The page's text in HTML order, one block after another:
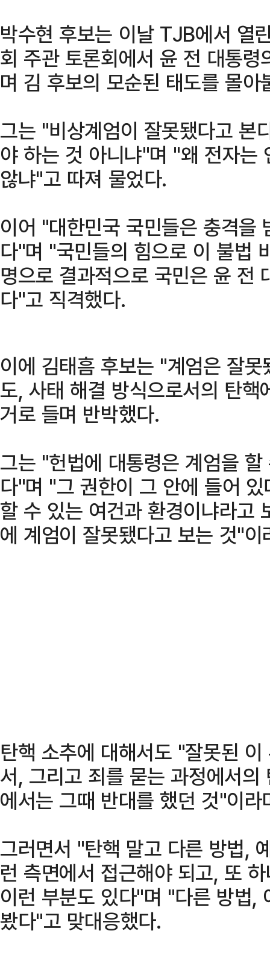
박수현 후보는 이날 TJB에서 열
회 주관 토론회에서 윤 전 대통
며 김 후보의 모순된 태도를 몰아
그는 "비상계엄이 잘못됐다고 본
야 하는 것 아니냐"며 "왜 전자는
않냐"고 따져 물었다.
이어 "대한민국 국민들은 충격을
다"며 "국민들의 힘으로 이 불법
명으로 결과적으로 국민은 윤 전
다"고 직격했다.
이에 김태흠 후보는 "계엄은 잘
도, 사태 해결 방식으로서의 탄
거로 들며 반박했다.
그는 "헌법에 대통령은 계엄을
다"며 "그 권한이 그 안에 들어
할 수 있는 여건과 환경이냐라고
에 계엄이 잘못됐다고 보는 것"이
탄핵 소추에 대해서도 "잘못된
서, 그리고 죄를 묻는 과정에서
에서는 그때 반대를 했던 것"이
그러면서 "탄핵 말고 다른 방법,
런 측면에서 접근해야 되고, 또
이런 부분도 있다"며 "다른 방법,
봤다"고 맞대응했다.